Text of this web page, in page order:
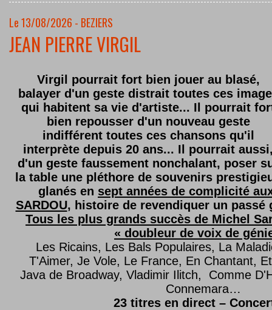
Le 13/08/2026 - BEZIERS
JEAN PIERRE VIRGIL
Virgil pourrait fort bien jouer au blasé,
balayer d'un geste distrait toutes ces
qui habitent sa vie d'artiste... Il pourrait
bien repousser d'un nouveau geste
indifférent toutes ces chansons qu'il
interprète depuis 20 ans... Il pourrait
d'un geste faussement nonchalant, poser
la table une pléthore de souvenirs
glanés en sept années de complicité
SARDOU, histoire de revendiquer un passé
Tous les plus grands succès de Michel
« doubleur de voix de
Les Ricains, Les Bals Populaires, La
T'Aimer, Je Vole, Le France, En Chantant,
Java de Broadway, Vladimir Ilitch, Comme
Connemara…
23 titres en direct –